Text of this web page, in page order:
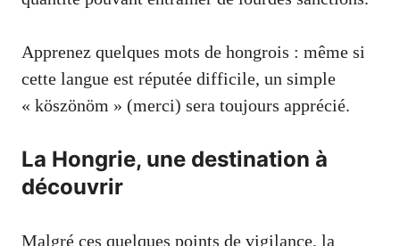
Apprenez quelques mots de hongrois : même si
cette langue est réputée difficile, un simple
« köszönöm » (merci) sera toujours apprécié.
La Hongrie, une destination à
découvrir
Malgré ces quelques points de vigilance, la